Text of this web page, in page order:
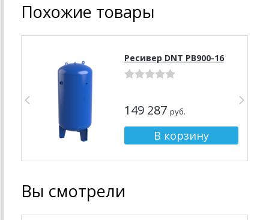
Похожие товары
Ресивер DNT РВ900-16
149 287 руб.
Вы смотрели